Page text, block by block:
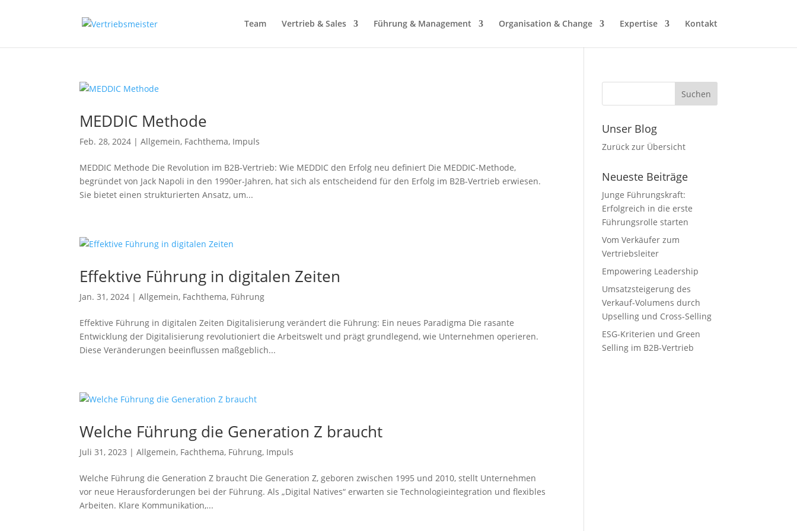
Team Vertrieb & Sales Führung & Management Organisation & Change Expertise Kontakt
MEDDIC Methode
Feb. 28, 2024 |Allgemein, Fachthema, Impuls
MEDDIC Methode Die Revolution im B2B-Vertrieb: Wie MEDDIC den Erfolg neu definiert Die MEDDIC-Methode,
begründet von Jack Napoli in den 1990er-Jahren, hat sich als entscheidend für den Erfolg im B2B-Vertrieb erwiesen.
Sie bietet einen strukturierten Ansatz, um...
Effektive Führung in digitalen Zeiten
Jan. 31, 2024 |Allgemein, Fachthema, Führung
Effektive Führung in digitalen Zeiten Digitalisierung verändert die Führung: Ein neues Paradigma Die rasante
Entwicklung der Digitalisierung revolutioniert die Arbeitswelt und prägt grundlegend, wie Unternehmen operieren.
Diese Veränderungen beeinflussen maßgeblich...
Welche Führung die Generation Z braucht
Juli 31, 2023 |Allgemein, Fachthema, Führung, Impuls
Welche Führung die Generation Z braucht Die Generation Z, geboren zwischen 1995 und 2010, stellt Unternehmen
vor neue Herausforderungen bei der Führung. Als „Digital Natives“ erwarten sie Technologieintegration und flexibles
Arbeiten. Klare Kommunikation,...
Unser Blog
Zurück zur Übersicht
Neueste Beiträge
Junge Führungskraft:
Erfolgreich in die erste
Führungsrolle starten
Vom Verkäufer zum
Vertriebsleiter
Empowering Leadership
Umsatzsteigerung des
Verkauf-Volumens durch
Upselling und Cross-Selling
ESG-Kriterien und Green
Selling im B2B-Vertrieb